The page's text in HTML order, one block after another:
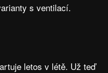
s ventilací.
letos v létě. Už teď